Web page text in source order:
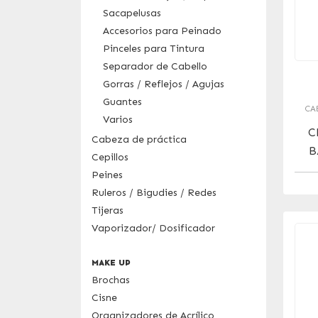
Sacapelusas
Accesorios para Peinado
Pinceles para Tintura
Separador de Cabello
Gorras / Reflejos / Agujas
Guantes
Varios
Cabeza de práctica
Cepillos
Peines
Ruleros / Bigudies / Redes
Tijeras
Vaporizador/ Dosificador
MAKE UP
Brochas
Cisne